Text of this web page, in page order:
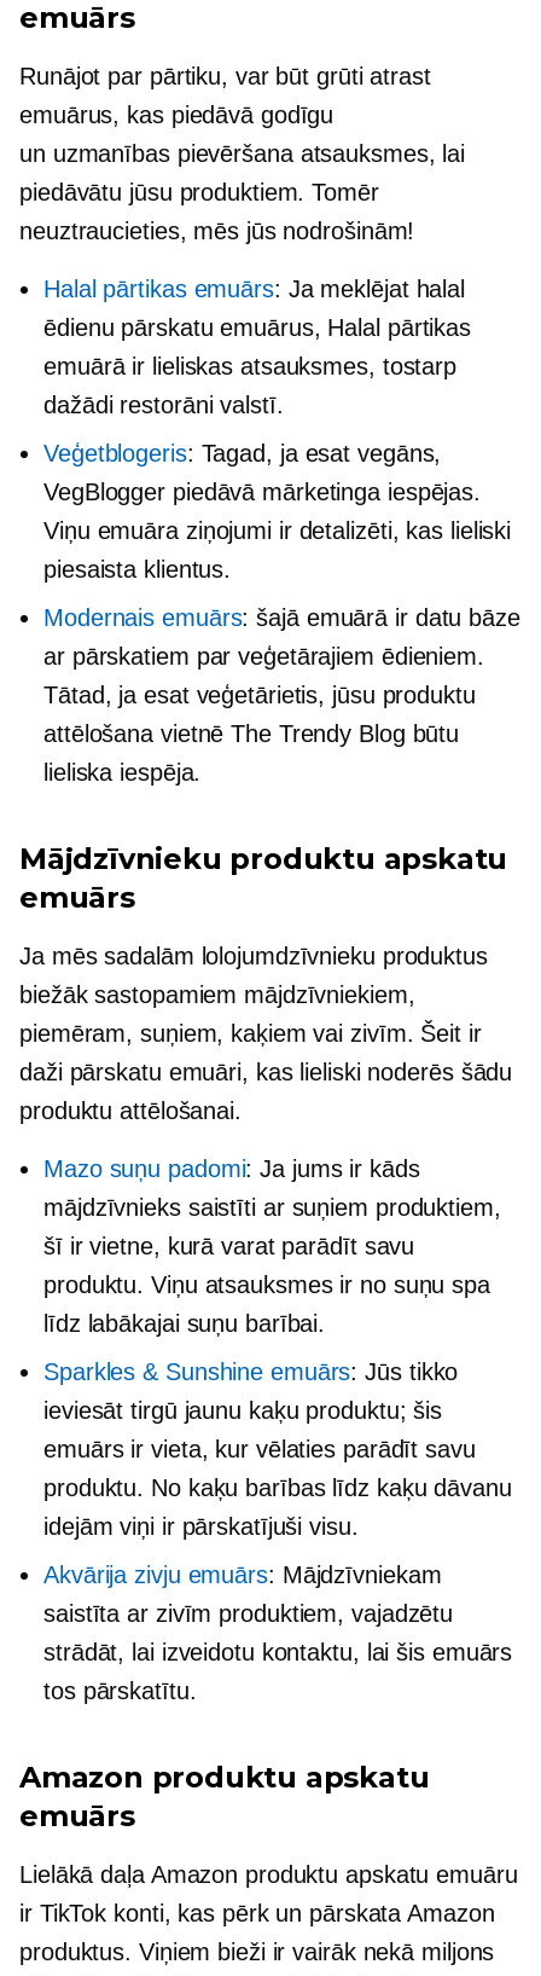
emuārs
Runājot par pārtiku, var būt grūti atrast
emuārus, kas piedāvā godīgu
un uzmanības pievēršanaatsauksmes, lai
piedāvātu jūsu produktiem. Tomēr
neuztraucieties, mēs jūs nodrošinām!
Halal pārtikas emuārs: Ja meklējat halal
ēdienu pārskatu emuārus, Halal pārtikas
emuārā ir lieliskas atsauksmes, tostarp
dažādi restorāni valstī.
Veģetblogeris: Tagad, ja esat vegāns,
VegBlogger piedāvā mārketinga iespējas.
Viņu emuāra ziņojumi ir detalizēti, kas lieliski
piesaista klientus.
Modernais emuārs: šajā emuārā ir datu bāze
ar pārskatiem par veģetārajiem ēdieniem.
Tātad, ja esat veģetārietis, jūsu produktu
attēlošana vietnē The Trendy Blog būtu
lieliska iespēja.
Mājdzīvnieku produktu apskatu
emuārs
Ja mēs sadalām lolojumdzīvnieku produktus
biežāk sastopamiem mājdzīvniekiem,
piemēram, suņiem, kaķiem vai zivīm. Šeit ir
daži pārskatu emuāri, kas lieliski noderēs šādu
produktu attēlošanai.
Mazo suņu padomi: Ja jums ir kāds
mājdzīvnieks saistīti ar suņiem produktiem,
šī ir vietne, kurā varat parādīt savu
produktu. Viņu atsauksmes ir no suņu spa
līdz labākajai suņu barībai.
Sparkles & Sunshine emuārs: Jūs tikko
ieviesāt tirgū jaunu kaķu produktu; šis
emuārs ir vieta, kur vēlaties parādīt savu
produktu. No kaķu barības līdz kaķu dāvanu
idejām viņi ir pārskatījuši visu.
Akvārija zivju emuārs: Mājdzīvniekam
saistīta ar zivīm produktiem, vajadzētu
strādāt, lai izveidotu kontaktu, lai šis emuārs
tos pārskatītu.
Amazon produktu apskatu
emuārs
Lielākā daļa Amazon produktu apskatu emuāru
ir TikTok konti, kas pērk un pārskata Amazon
produktus. Viņiem bieži ir vairāk nekā miljons